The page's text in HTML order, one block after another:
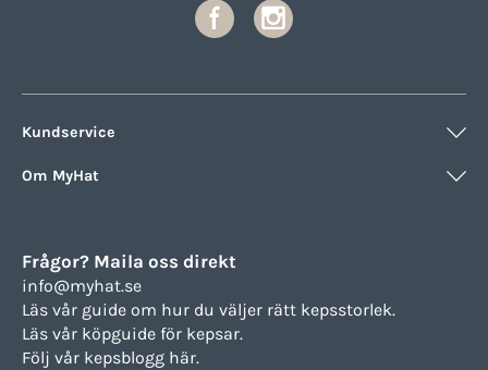
Kundservice
Om MyHat
Frågor? Maila oss direkt
info@myhat.se
Läs vår guide om hur du väljer rätt kepsstorlek.
Läs vår köpguide för kepsar.
Följ vår kepsblogg här.